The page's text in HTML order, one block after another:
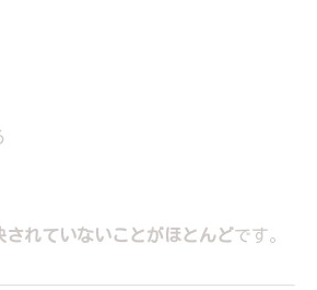
されていないことがほとんどです。